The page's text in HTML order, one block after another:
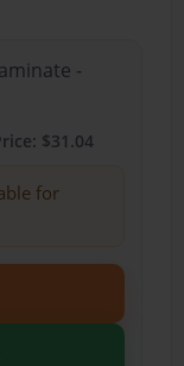
-
$31.04
for